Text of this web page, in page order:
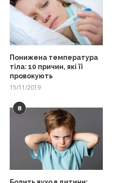
Понижена температура
тіла: 10 причин, які її
провокують
15/11/2019
8